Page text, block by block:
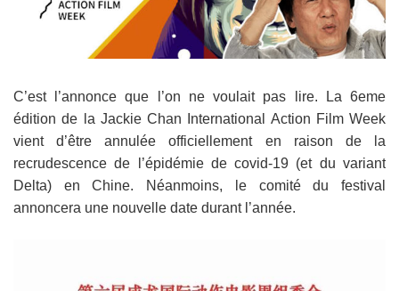
C’est l’annonce que l’on ne voulait pas lire. La 6eme
édition de la Jackie Chan International Action Film Week
vient d’être annulée officiellement en raison de la
recrudescence de l’épidémie de covid-19 (et du variant
Delta) en Chine. Néanmoins, le comité du festival
annoncera une nouvelle date durant l’année.